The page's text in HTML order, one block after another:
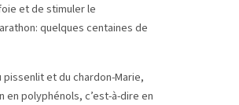
et de stimuler le
quelques centaines de
et du chardon-Marie,
polyphénols, c’est-à-dire en